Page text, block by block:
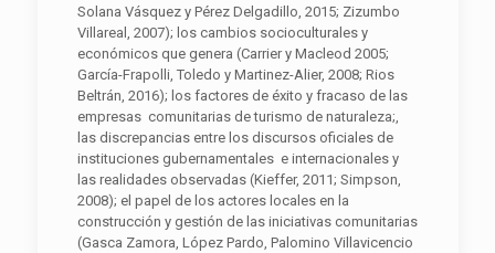
Solana Vásquez y Pérez Delgadillo, 2015; Zizumbo
Villareal, 2007); los cambios socioculturales y
económicos que genera (Carrier y Macleod 2005;
García-Frapolli, Toledo y Martinez-Alier, 2008; Rios
Beltrán, 2016); los factores de éxito y fracaso de las
empresas comunitarias de turismo de naturaleza;,
las discrepancias entre los discursos oficiales de
instituciones gubernamentales e internacionales y
las realidades observadas (Kieffer, 2011; Simpson,
2008); el papel de los actores locales en la
construcción y gestión de las iniciativas comunitarias
(Gasca Zamora, López Pardo, Palomino Villavicencio